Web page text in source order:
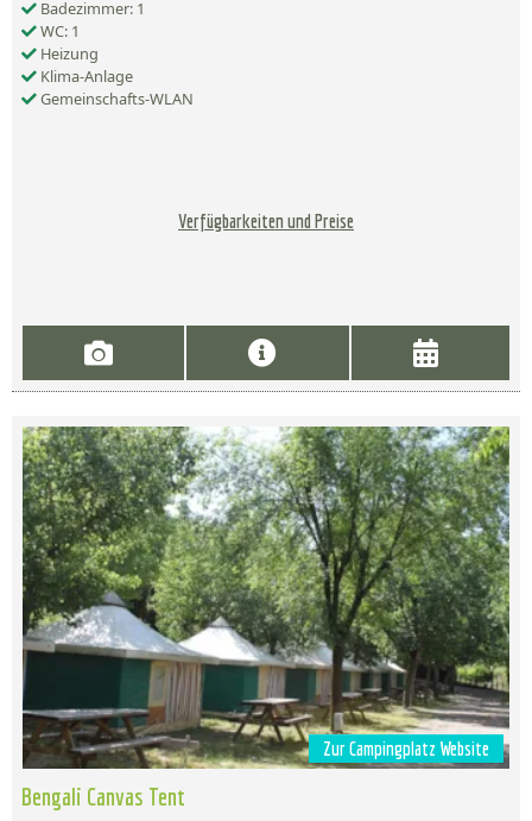
Badezimmer: 1
WC: 1
Heizung
Klima-Anlage
Gemeinschafts-WLAN
Verfügbarkeiten und Preise
Zur Campingplatz Website
Bengali Canvas Tent